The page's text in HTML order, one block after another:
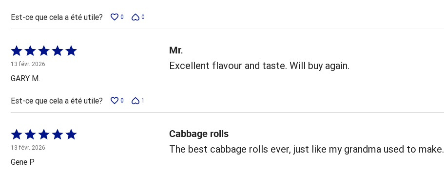
Est-ce que cela a été utile? 0 0
Coté
5 sur
5
13 févr. 2026
GARY M.
Mr.
Excellent flavour and taste. Will buy again.
Est-ce que cela a été utile? 0 1
Coté
5 sur
5
13 févr. 2026
Gene P
Cabbage rolls
The best cabbage rolls ever, just like my grandma used to make.